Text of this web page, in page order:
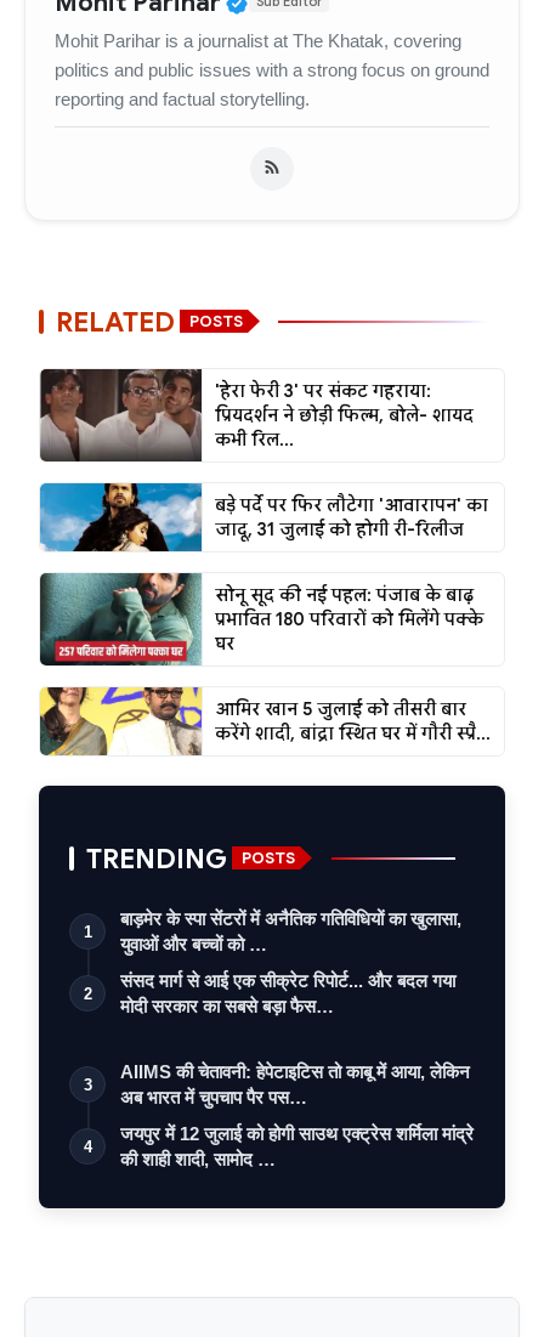
Mohit Parihar is a journalist at The Khatak, covering
politics and public issues with a strong focus on ground
reporting and factual storytelling.
RELATED POSTS
'हेरा फेरी 3' पर संकट गहराया:
प्रियदर्शन ने छोड़ी फिल्म, बोले- शायद
कभी रिल...
बड़े पर्दे पर फिर लौटेगा 'आवारापन' का
जादू, 31 जुलाई को होगी री-रिलीज
सोनू सूद की नई पहल: पंजाब के बाढ़
प्रभावित 180 परिवारों को मिलेंगे पक्के
घर
आमिर खान 5 जुलाई को तीसरी बार
करेंगे शादी, बांद्रा स्थित घर में गौरी स्प्रै...
TRENDING POSTS
1
बाड़मेर के स्पा सेंटरों में अनैतिक गतिविधियों का खुलासा,
युवाओं और बच्चों को …
2
संसद मार्ग से आई एक सीक्रेट रिपोर्ट... और बदल गया
मोदी सरकार का सबसे बड़ा फैस…
3
AIIMS की चेतावनी: हेपेटाइटिस तो काबू में आया, लेकिन
अब भारत में चुपचाप पैर पस…
4
जयपुर में 12 जुलाई को होगी साउथ एक्ट्रेस शर्मिला मांद्रे
की शाही शादी, सामोद …